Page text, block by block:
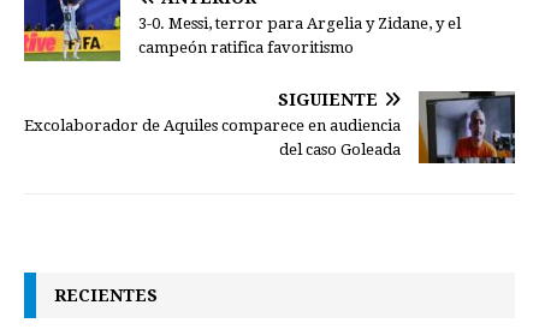
3-0. Messi, terror para Argelia y Zidane, y el
campeón ratifica favoritismo
SIGUIENTE
Excolaborador de Aquiles comparece en audiencia
del caso Goleada
RECIENTES